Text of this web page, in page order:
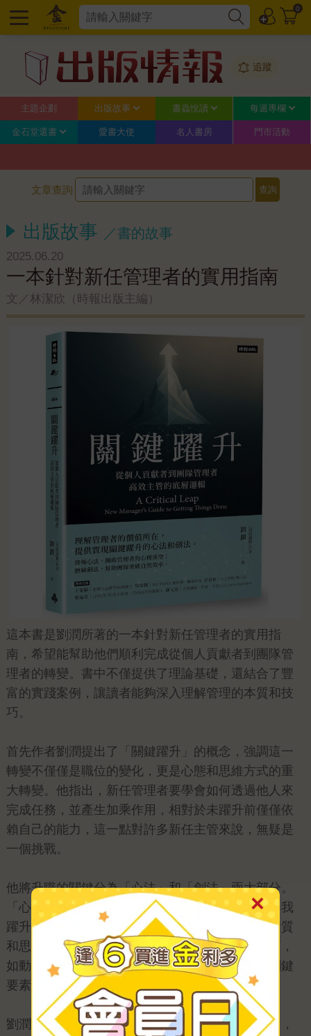
0
追蹤
主題企劃 出版故事 書蟲悅讀 每週專欄
金石堂選書 愛書大使 名人書房 門市活動
文章查詢
出版故事 ／書的故事
2025.06.20
一本針對新任管理者的實用指南
文／林潔欣（時報出版主編）
這本書是劉潤所著的一本針對新任管理者的實用指
南，希望能幫助他們順利完成從個人貢獻者到團隊管
理者的轉變。書中不僅提供了理論基礎，還結合了豐
富的實踐案例，讓讀者能夠深入理解管理的本質和技
巧。
首先作者劉潤提出了「關鍵躍升」的概念，強調這一
轉變不僅僅是職位的變化，更是心態和思維方式的重
大轉變。他指出，新任管理者要學會如何透過他人來
完成任務，並產生加乘作用，相對於未躍升前僅僅依
賴自己的能力，這一點對許多新任主管來說，無疑是
一個挑戰。
他將升職的關鍵分為「心法」和「劍法」兩大部分。
「心法」包括責任躍升、溝通躍升、關係躍升和自我
躍升，是新任主管在轉變過程中需要掌握的心理素質
和思維方式。而「劍法」則涵蓋了具體的管理技巧，
如動力、能力、溝通和合作，是提升團隊效率的關鍵
要素。
劉潤強調，一位優秀的管理者應該要激發團隊動力，